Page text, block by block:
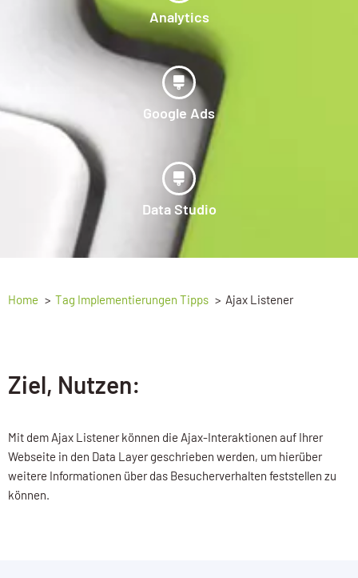
Analytics
Google Ads
Data Studio
Home Tag Implementierungen Tipps Ajax Listener
Ziel, Nutzen:
Mit dem Ajax Listener können die Ajax-Interaktionen auf Ihrer
Webseite in den Data Layer geschrieben werden, um hierüber
weitere Informationen über das Besucherverhalten feststellen zu
können.